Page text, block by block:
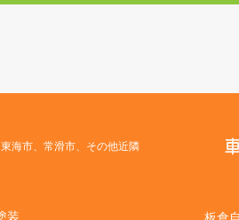
海市、常滑市、その他近隣
装 板倉